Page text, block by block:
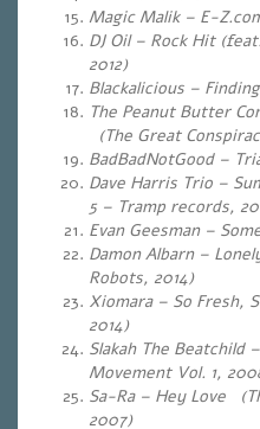
Magic Malik – E-
DJ Oil – Rock Hit
2012)
Blackalicious –
The Peanut Butter
(The Great
BadBadNotGood –
Dave Harris Trio –
5 – Tramp records,
Evan Geesman –
Damon Albarn –
Robots, 2014)
Xiomara – So Fresh,
2014)
Slakah The Beatchild
Movement Vol. 1,
Sa-Ra – Hey Love
2007)